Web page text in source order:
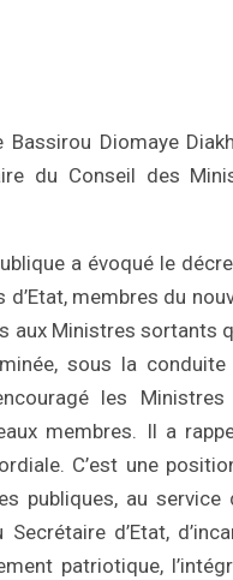
Bassirou Diomaye
du Conseil des
a évoqué le
membres du
aux Ministres sortants
sous la
les Ministres
membres. Il a
C’est une
publiques, au
d’Etat,
patriotique,